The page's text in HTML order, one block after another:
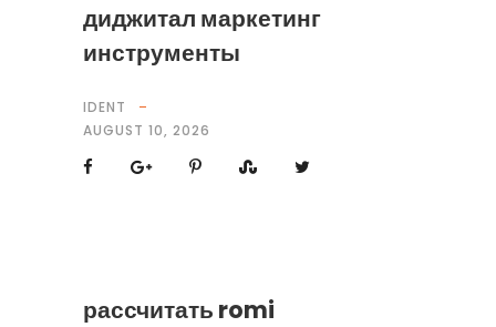
диджитал маркетинг
инструменты
IDENT
AUGUST 10, 2026
рассчитать romi